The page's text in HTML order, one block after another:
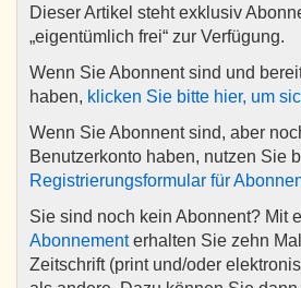
Dieser Artikel steht exklusiv
„eigentümlich frei“ zur Verfügung.
Wenn Sie Abonnent sind und
haben, klicken Sie bitte hier, um
Wenn Sie Abonnent sind, aber
Benutzerkonto haben, nutzen Sie
Registrierungsformular für
Sie sind noch kein Abonnent? Mit
Abonnementerhalten Sie zehn
Zeitschrift (print und/oder